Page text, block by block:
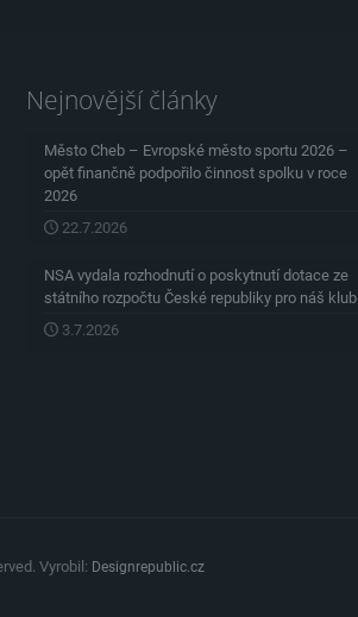
Nejnovější články
Město Cheb – Evropské město sportu 2026 –
opět finančně podpořilo činnost spolku v roce
2026
22.7.2026
NSA vydala rozhodnutí o poskytnutí dotace ze
státního rozpočtu České republiky pro náš klub
3.7.2026
Vyrobil: Designrepublic.cz